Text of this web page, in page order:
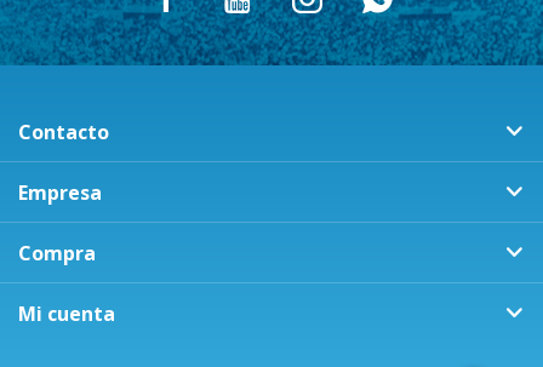
Contacto
Empresa
Compra
Mi cuenta